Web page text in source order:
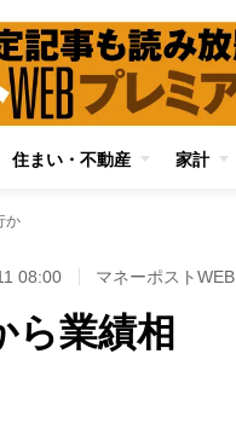
住まい・不動産 家計
か
08:00 マネーポストWEB
ら業績相